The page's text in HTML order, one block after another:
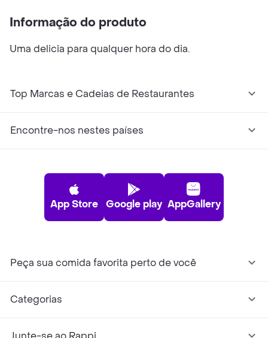
Informação do produto
Uma delicia para qualquer hora do dia.
Top Marcas e Cadeias de Restaurantes
Encontre-nos nestes países
App Store Google play AppGallery
Peça sua comida favorita perto de você
Categorias